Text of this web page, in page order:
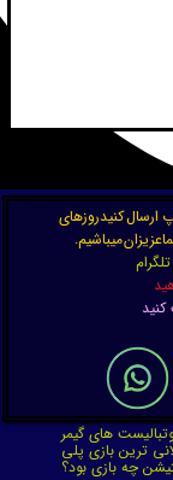
ارسال کنیدروزهای
های گیمر
ترین بازی پلی
چه بازی بود؟